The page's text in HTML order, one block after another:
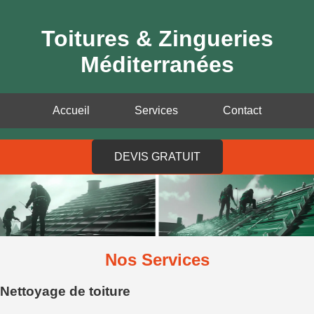
Toitures & Zingueries
Méditerranées
Accueil Services Contact
DEVIS GRATUIT
Nos Services
Nettoyage de toiture